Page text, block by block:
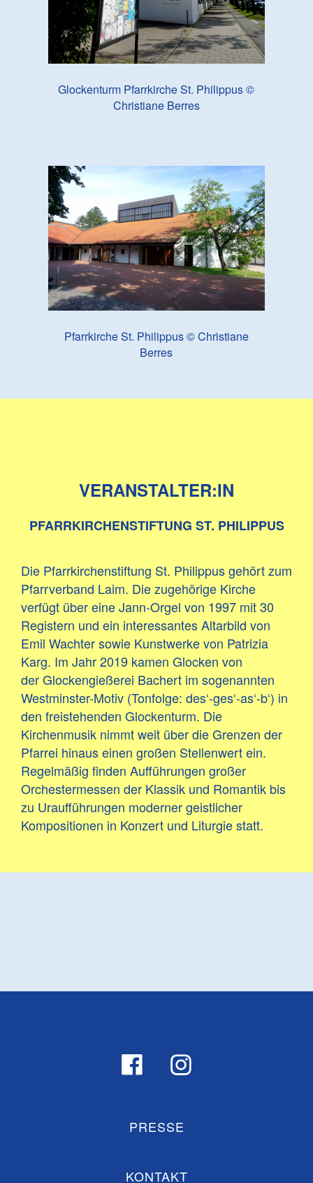
Glockenturm Pfarrkirche St. Philippus ©
Christiane Berres
Pfarrkirche St. Philippus © Christiane
Berres
VERANSTALTER:IN
PFARRKIRCHENSTIFTUNG ST. PHILIPPUS
Die Pfarrkirchenstiftung St. Philippus gehört zum
Pfarrverband Laim. Die zugehörige Kirche
verfügt über eine Jann-Orgel von 1997 mit 30
Registern und ein interessantes Altarbild von
Emil Wachter sowie Kunstwerke von Patrizia
Karg. Im Jahr 2019 kamen Glocken von
der Glockengießerei Bachert im sogenannten
Westminster-Motiv (Tonfolge: des‘-ges‘-as‘-b‘) in
den freistehenden Glockenturm. Die
Kirchenmusik nimmt weit über die Grenzen der
Pfarrei hinaus einen großen Stellenwert ein.
Regelmäßig finden Aufführungen großer
Orchestermessen der Klassik und Romantik bis
zu Uraufführungen moderner geistlicher
Kompositionen in Konzert und Liturgie statt.
PRESSE
KONTAKT